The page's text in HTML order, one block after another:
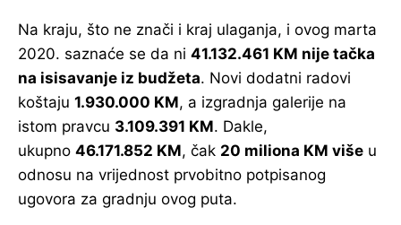
Na kraju, što ne znači i kraj ulaganja, i ovog marta
2020. saznaće se da ni 41.132.461 KM nije tačka
na isisavanje iz budžeta. Novi dodatni radovi
koštaju 1.930.000 KM, a izgradnja galerije na
istom pravcu 3.109.391 KM. Dakle,
ukupno 46.171.852 KM, čak 20 miliona KM više u
odnosu na vrijednost prvobitno potpisanog
ugovora za gradnju ovog puta.